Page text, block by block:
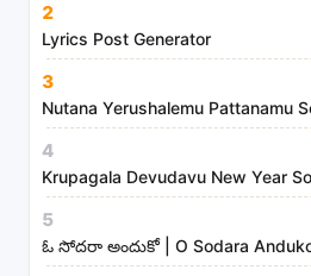
2
Lyrics Post Generator
3
Nutana Yerushalemu Pattanamu
4
Krupagala Devudavu New Year
5
ఓ సోదరా అందుకో | O Sodara